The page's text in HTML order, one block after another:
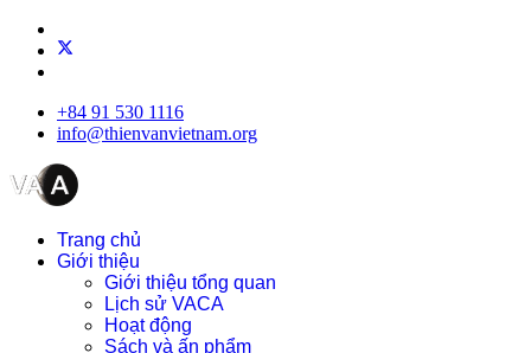
+84 91 530 1116
info@thienvanvietnam.org
Trang chủ
Giới thiệu
Giới thiệu tổng quan
Lịch sử VACA
Hoạt động
Sách và ấn phẩm